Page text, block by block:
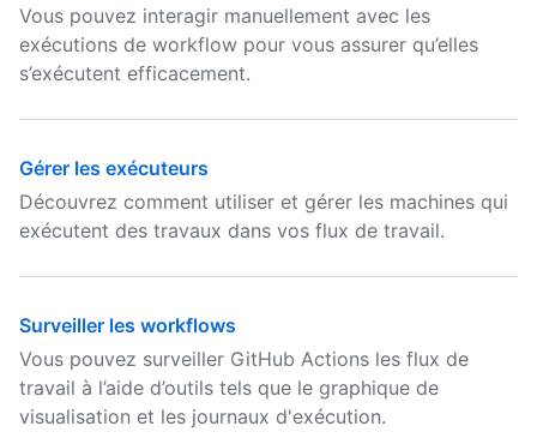
Vous pouvez interagir manuellement avec les
exécutions de workflow pour vous assurer qu’elles
s’exécutent efficacement.
Gérer les exécuteurs
Découvrez comment utiliser et gérer les machines qui
exécutent des travaux dans vos flux de travail.
Surveiller les workflows
Vous pouvez surveiller GitHub Actions les flux de
travail à l’aide d’outils tels que le graphique de
visualisation et les journaux d'exécution.